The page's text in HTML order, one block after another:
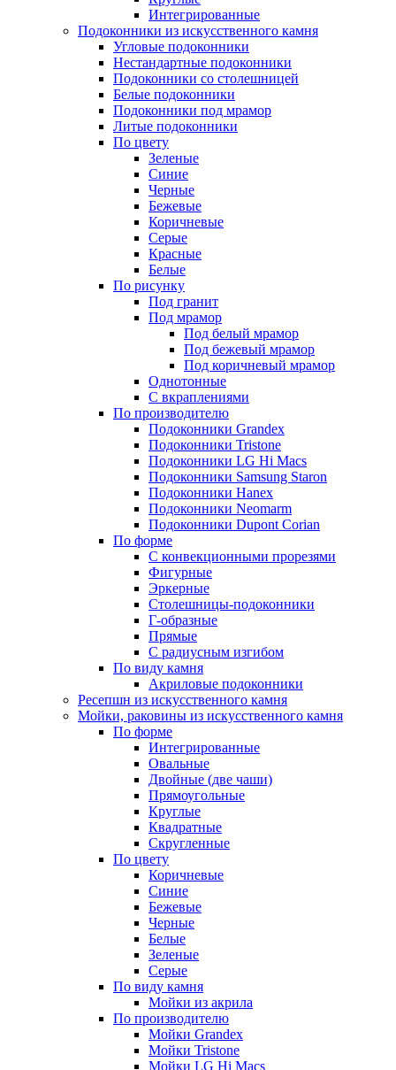
Интегрированные
Подоконники из искусственного камня
Угловые подоконники
Нестандартные подоконники
Подоконники со столешницей
Белые подоконники
Подоконники под мрамор
Литые подоконники
По цвету
Зеленые
Синие
Черные
Бежевые
Коричневые
Серые
Красные
Белые
По рисунку
Под гранит
Под мрамор
Под белый мрамор
Под бежевый мрамор
Под коричневый мрамор
Однотонные
С вкраплениями
По производителю
Подоконники Grandex
Подоконники Tristone
Подоконники LG Hi Macs
Подоконники Samsung Staron
Подоконники Hanex
Подоконники Neomarm
Подоконники Dupont Corian
По форме
С конвекционными прорезями
Фигурные
Эркерные
Столешницы-подоконники
Г-образные
Прямые
С радиусным изгибом
По виду камня
Акриловые подоконники
Ресепшн из искусственного камня
Мойки, раковины из искусственного камня
По форме
Интегрированные
Овальные
Двойные (две чаши)
Прямоугольные
Круглые
Квадратные
Скругленные
По цвету
Коричневые
Синие
Бежевые
Черные
Белые
Зеленые
Серые
По виду камня
Мойки из акрила
По производителю
Мойки Grandex
Мойки Tristone
Мойки LG Hi Macs